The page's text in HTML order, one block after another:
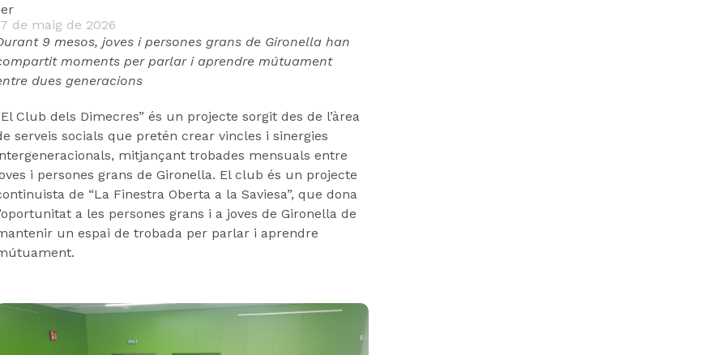
de maig de 2026
9 mesos, joves i persones grans de Gironella han
moments per parlar i aprendre mútuament
dues generacions
Club dels Dimecres” és un projecte sorgit des de l’àrea
serveis socials que pretén crear vincles i sinergies
mitjançant trobades mensuals entre
i persones grans de Gironella. El club és un projecte
de “La Finestra Oberta a la Saviesa”, que dona
a les persones grans i a joves de Gironella de
un espai de trobada per parlar i aprendre